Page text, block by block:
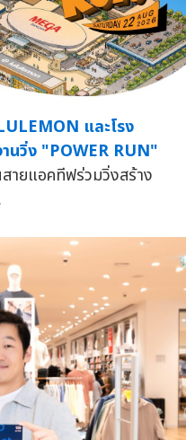
และโรง
วิ่ง "POWER RUN"
ายแอคทีฟร่วมวิ่งสร้าง